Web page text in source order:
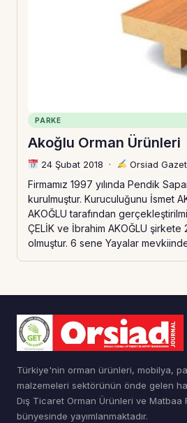
PARKE
Akoğlu Orman Ürünleri
24 Şubat 2018 · Orsiad
Firmamız 1997 yılında Pendik
kurulmuştur. Kuruculuğunu İsmet
AKOĞLU tarafından
ÇELİK ve İbrahim AKOĞLU şirkete
olmuştur. 6 sene Yayalar
Türkiye'nin orman ürünleri, mobilya,
malzemeleri sektörünün önde gelen
Dış Ticaret Orman Ürünleri ve Matbaa
bünyesinde yayımlanmaktadır.